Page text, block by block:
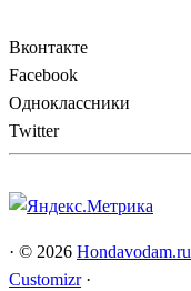
Вконтакте
Facebook
Одноклассники
Twitter
· © 2026 Hondavodam.ru
Customizr ·